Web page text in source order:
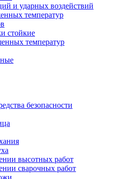
и ударных воздействий
температур
стойкие
температур
безопасности
высотных работ
сварочных работ